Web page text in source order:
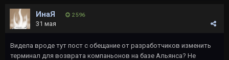
ИнаЯ 2 596
31 мая
Видела вроде тут пост с обещание от разработчиков изменить
терминал для возврата компаньонов на базе Альянса? Не